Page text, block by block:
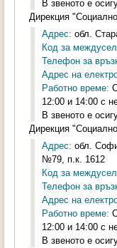
В звеното е
Дирекция
Адрес: обл.
Код за
Телефон за
Адрес на
Работно време:
12:00 и 14:00 с
В звеното е
Дирекция
Адрес: обл.
№79, п.к. 1612
Код за
Телефон за
Адрес на
Работно време:
12:00 и 14:00 с
В звеното е